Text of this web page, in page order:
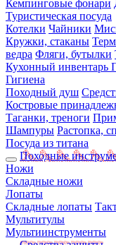
Кемпинговые фонари
Туристическая посуда
Котелки Чайники
Кружки, стаканы
ведра Фляги, бутылки
Кухонный инвентарь
Гигиена
Походный душ
Костровые
Таганки, треноги
Шампуры Растопка,
Посуда из титана
Походные
Ножи
Складные ножи
Лопаты
Складные лопаты
Мультитулы
Мультиинструменты